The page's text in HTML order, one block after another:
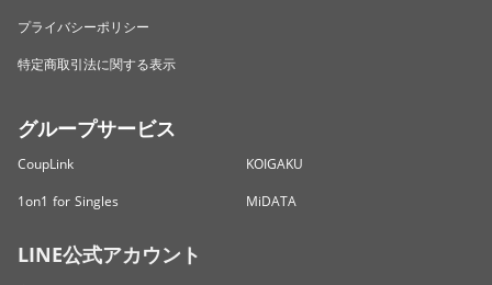
プライバシーポリシー
特定商取引法に関する表示
グループサービス
CoupLink
KOIGAKU
1on1 for Singles
MiDATA
LINE公式アカウント